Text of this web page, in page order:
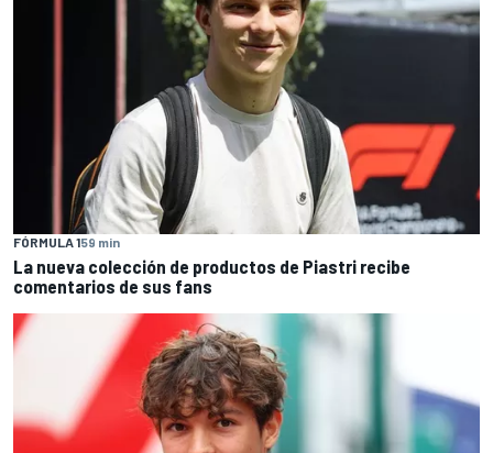
FÓRMULA 159 min
La nueva colección de productos de Piastri recibe
comentarios de sus fans